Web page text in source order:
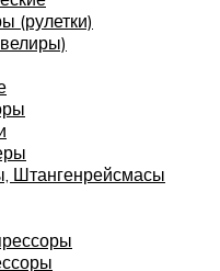
(рулетки)
Штангенрейсмасы